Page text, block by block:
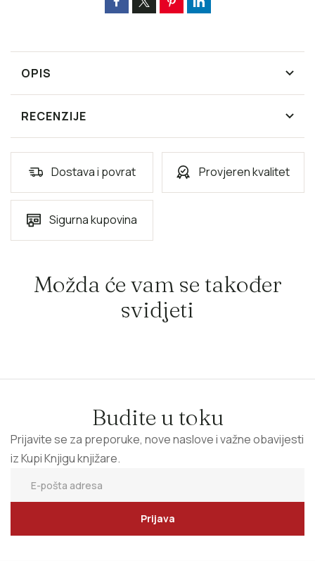
OPIS
RECENZIJE
Dostava i povrat Provjeren kvalitet
Sigurna kupovina
Možda će vam se također
svidjeti
Budite u toku
Prijavite se za preporuke, nove naslove i važne obavijesti
iz Kupi Knjigu knjižare.
Prijava